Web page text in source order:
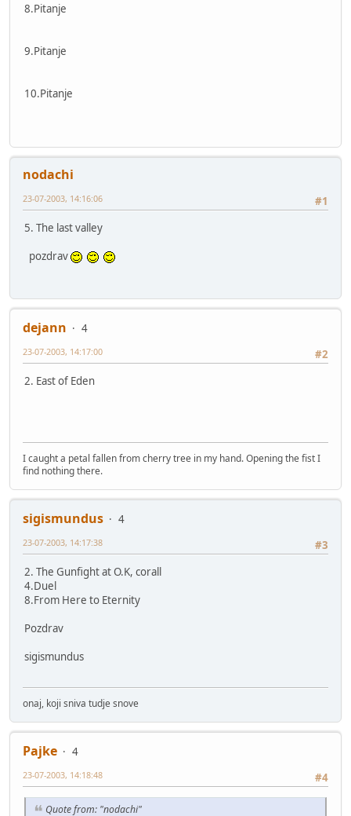
8.Pitanje
9.Pitanje
10.Pitanje
nodachi
#1
23-07-2003, 14:16:06
5. The last valley
pozdrav
dejann
4
#2
23-07-2003, 14:17:00
2. East of Eden
I caught a petal fallen from cherry tree in my hand. Opening the fist I
find nothing there.
sigismundus
4
#3
23-07-2003, 14:17:38
2. The Gunfight at O.K, corall
4.Duel
8.From Here to Eternity
Pozdrav
sigismundus
onaj, koji sniva tudje snove
Pajke
4
#4
23-07-2003, 14:18:48
Quote from: "nodachi"